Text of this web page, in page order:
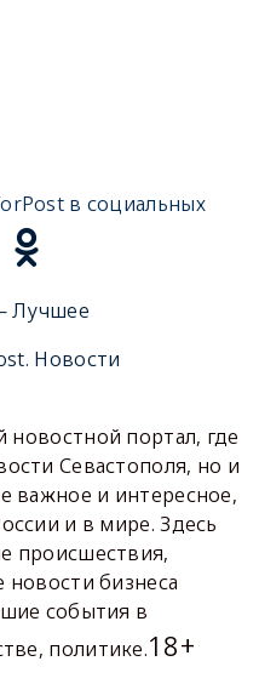
в социальных
Лучшее
Новости
новостной портал, где
Севастополя, но и
важное и интересное,
и в мире. Здесь
происшествия,
новости бизнеса
события в
политике.18+